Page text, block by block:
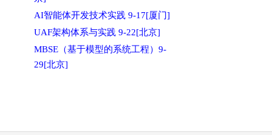
AI智能体开发技术实践 9-17[厦门]
UAF架构体系与实践 9-22[北京]
MBSE（基于模型的系统工程）9-
29[北京]